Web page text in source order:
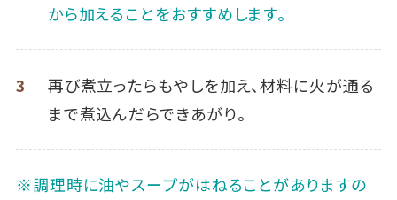
から加えることをおすすめします。
3
再び煮立ったらもやしを加え、材料に火が通る
まで煮込んだらできあがり。
※調理時に油やスープがはねることがありますの